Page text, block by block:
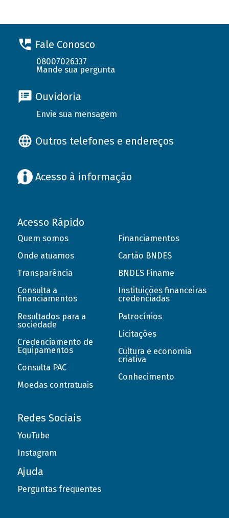
Fale Conosco
08007026337
Mande sua pergunta
Ouvidoria
Envie sua mensagem
Outros telefones e endereços
Acesso à informação
Acesso Rápido
Quem somos
Onde atuamos
Transparência
Consulta a
financiamentos
Resultados para a
sociedade
Credenciamento de
Equipamentos
Consulta PAC
Moedas contratuais
Financiamentos
Cartão BNDES
BNDES Finame
Instituições financeiras
credenciadas
Patrocínios
Licitações
Cultura e economia
criativa
Conhecimento
Redes Sociais
YouTube
Instagram
Ajuda
Perguntas frequentes